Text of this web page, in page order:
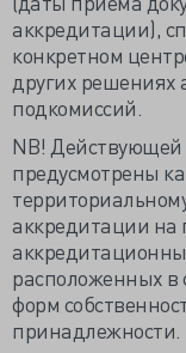
аккредитации),
конкретном
других решениях
подкомиссий.
NB!
предусмотрены
аккредитации
расположенных в
форм
принадлежности.